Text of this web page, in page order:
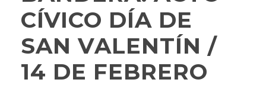
CÍVICO DÍA DE
SAN VALENTÍN /
14 DE FEBRERO